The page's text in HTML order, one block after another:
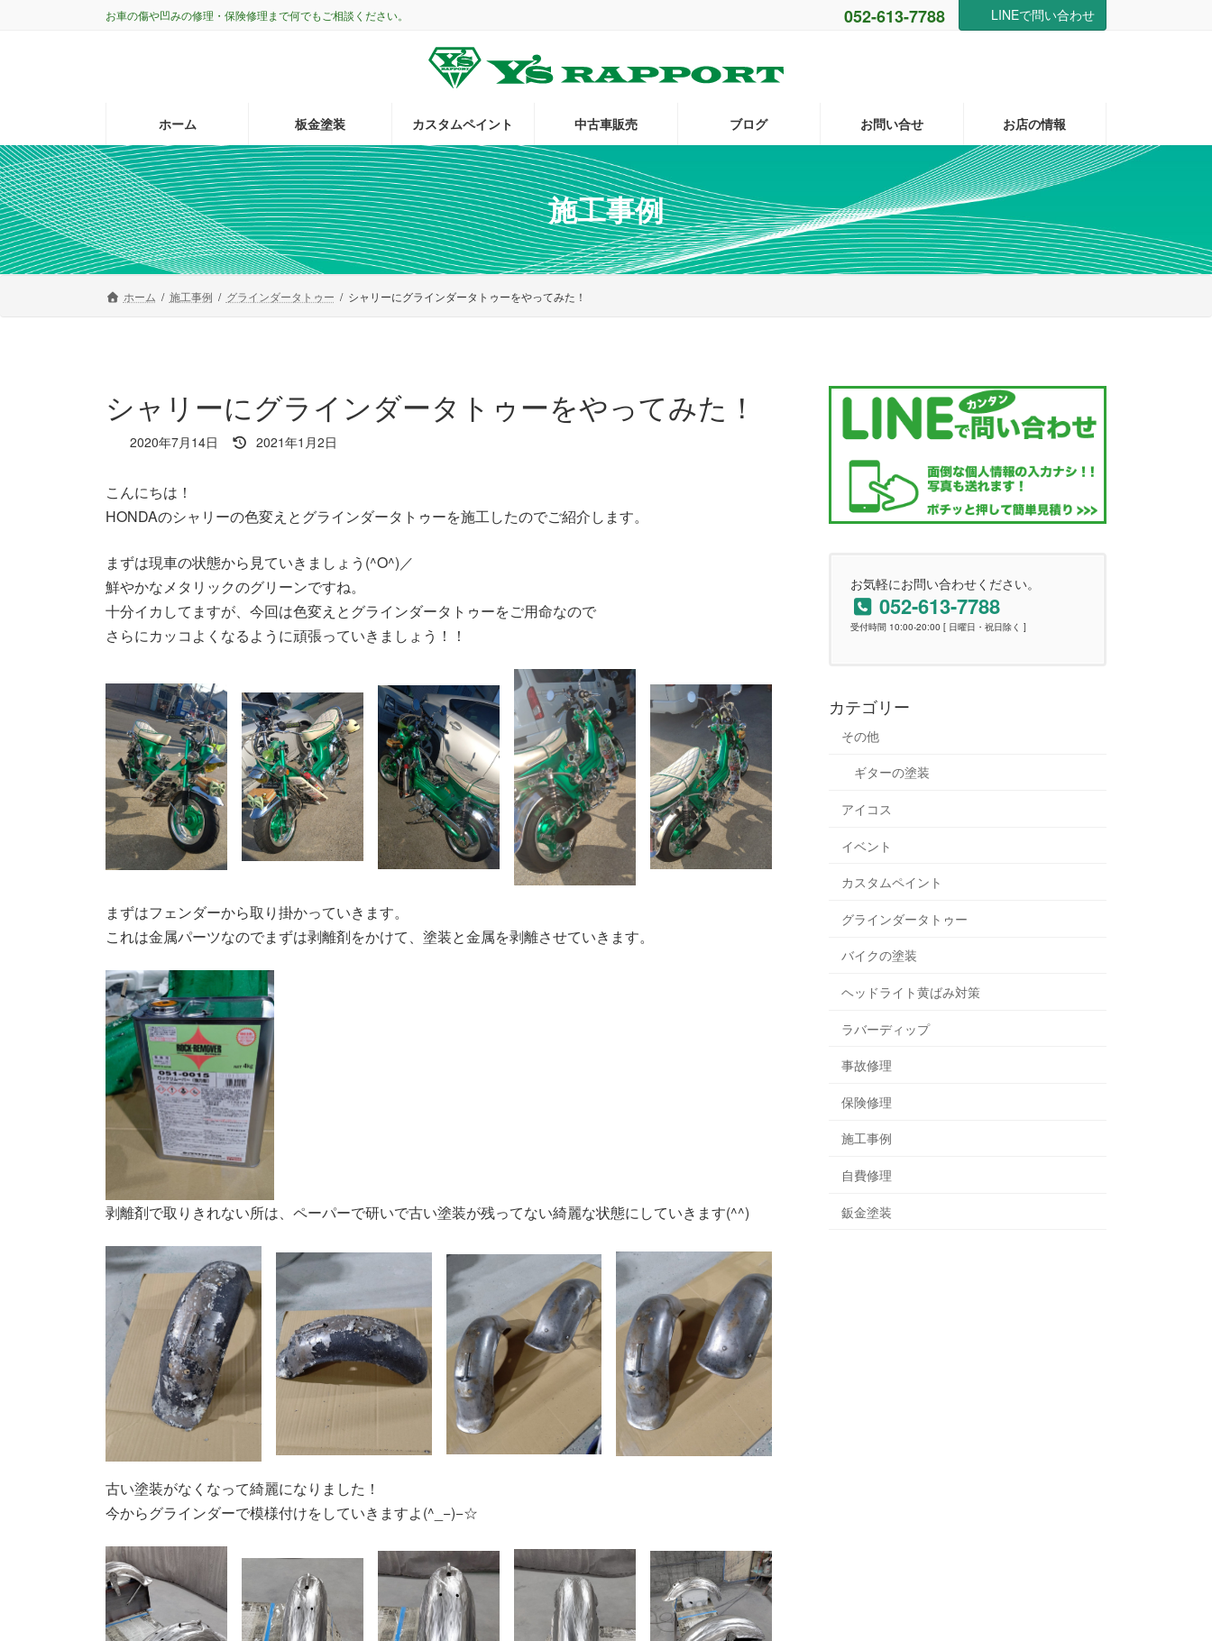
キ
ッ
プ
に
移
動
お車の傷や凹みの修理・保険修理まで何でもご相談ください。 052-613-7788 LINEで問い合わせ
ホーム 板金塗装 カスタムペイント 中古車販売 ブログ お問い合せ お店の情報
施工事例
ホーム 施工事例 グラインダータトゥー シャリーにグラインダータトゥーをやってみた！
シャリーにグラインダータトゥーをやってみた！
2020年7月14日
最
日
2021年1月2日
こんにちは！
HONDAのシャリーの色変えとグラインダータトゥーを施工したのでご紹介します。
まずは現車の状態から見ていきましょう(^O^)／
鮮やかなメタリックのグリーンですね。
十分イカしてますが、今回は色変えとグラインダータトゥーをご用命なので
さらにカッコよくなるように頑張っていきましょう！！
まずはフェンダーから取り掛かっていきます。
これは金属パーツなのでまずは剥離剤をかけて、塗装と金属を剥離させていきます。
剥離剤で取りきれない所は、ペーパーで研いで古い塗装が残ってない綺麗な状態にしていきます(^^)
古い塗装がなくなって綺麗になりました！
今からグラインダーで模様付けをしていきますよ(^_−)−☆
お気軽にお問い合わせください。
052-613-7788
受付時間 10:00-20:00 [ 日曜日・祝日除く ]
カテゴリー
その他
ギターの塗装
アイコス
イベント
カスタムペイント
グラインダータトゥー
バイクの塗装
ヘッドライト黄ばみ対策
ラバーディップ
事故修理
保険修理
施工事例
自費修理
鈑金塗装